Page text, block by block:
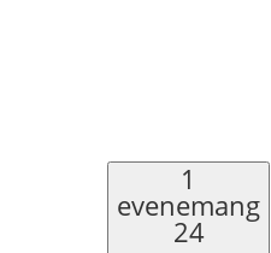
1
evenemang
24